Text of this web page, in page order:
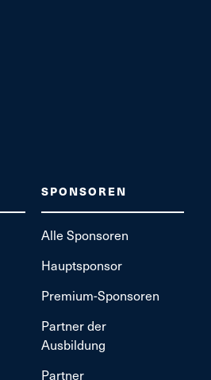
SPONSOREN
Alle Sponsoren
Hauptsponsor
Premium-Sponsoren
Partner der
Ausbildung
Partner